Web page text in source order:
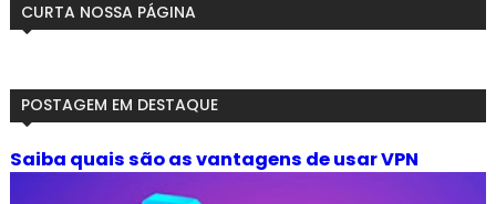
CURTA NOSSA PÁGINA
POSTAGEM EM DESTAQUE
Saiba quais são as vantagens de usar VPN